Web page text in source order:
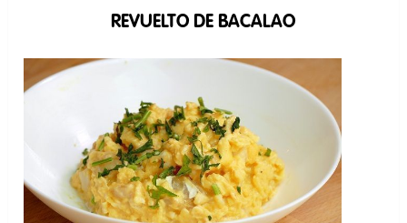
REVUELTO DE BACALAO